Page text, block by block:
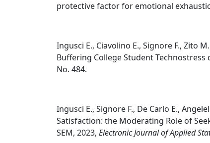
protective factor for emotional
Ingusci E., Ciavolino E., Signore F., Zito
Buffering College Student Technostress
No. 484.
Ingusci E., Signore F., De Carlo E.,
Satisfaction: the Moderating Role of
SEM, 2023, Electronic Journal of Applied